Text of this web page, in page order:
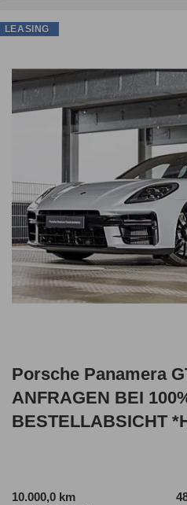
Porsche Panamera
ANFRAGEN BEI
BESTELLABSICHT
10.000,0 km
LEASING